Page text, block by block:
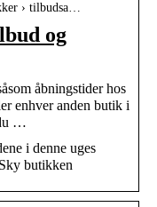
› tilbudsa…
og
åbningstider hos
enhver anden butik i
…
i denne uges
butikken